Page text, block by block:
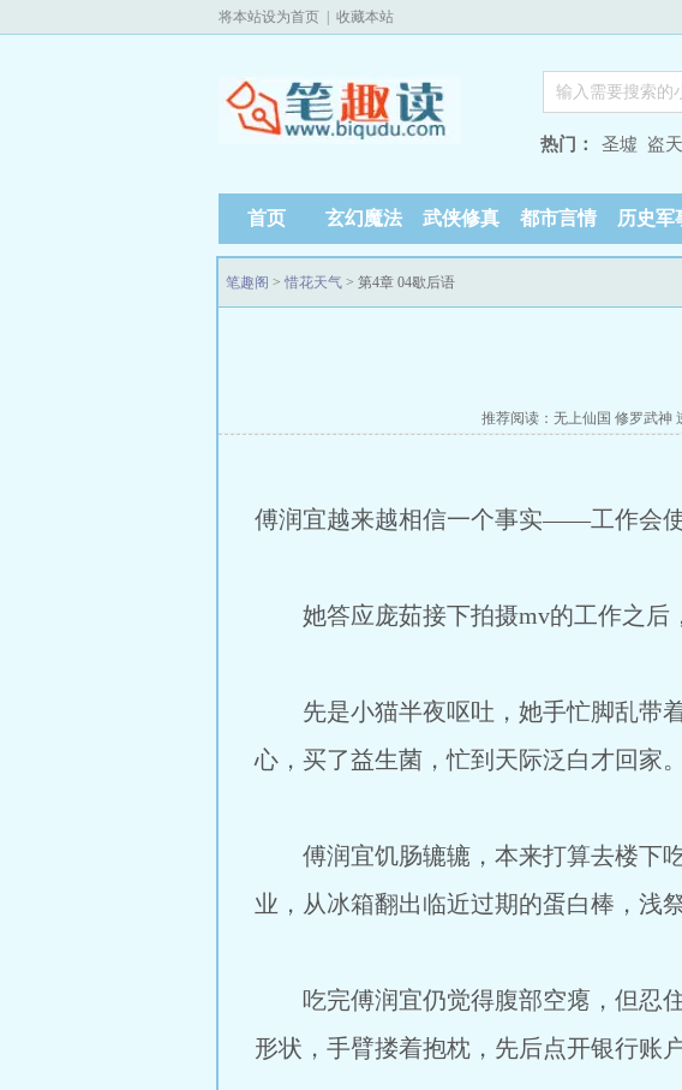
将本站设为首页 收藏本站
热门： 圣墟 盗
首页 玄幻魔法 武侠修真 都市言情 历史军
笔趣阁 > 惜花天气 > 第4章 04歇后语
推荐阅读： 无上仙国 修罗武神
傅润宜越来越相信一个事实——工作会使
她答应庞茹接下拍摄mv的工作之后
先是小猫半夜呕吐，她手忙脚乱带着
心，买了益生菌，忙到天际泛白才回家。
傅润宜饥肠辘辘，本来打算去楼下吃
业，从冰箱翻出临近过期的蛋白棒，浅
吃完傅润宜仍觉得腹部空瘪，但忍住
形状，手臂搂着抱枕，先后点开银行账